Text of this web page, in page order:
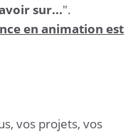
sur...".
en animation est
vos projets, vos